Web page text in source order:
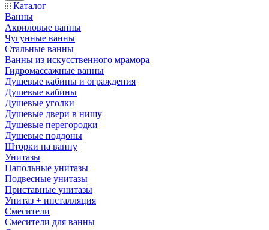
Каталог
Ванны
Акриловые ванны
Чугунные ванны
Стальные ванны
Ванны из искусственного мрамора
Гидромассажные ванны
Душевые кабины и ограждения
Душевые кабины
Душевые уголки
Душевые двери в нишу
Душевые перегородки
Душевые поддоны
Шторки на ванну
Унитазы
Напольные унитазы
Подвесные унитазы
Приставные унитазы
Унитаз + инсталляция
Смесители
Смесители для ванны